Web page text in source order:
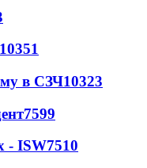
10351
в СЗЧ10323
7599
- ISW7510